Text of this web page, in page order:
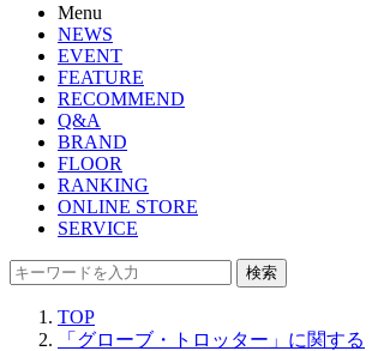
Menu
NEWS
EVENT
FEATURE
RECOMMEND
Q&A
BRAND
FLOOR
RANKING
ONLINE STORE
SERVICE
検索
TOP
「グローブ・トロッター」に関する